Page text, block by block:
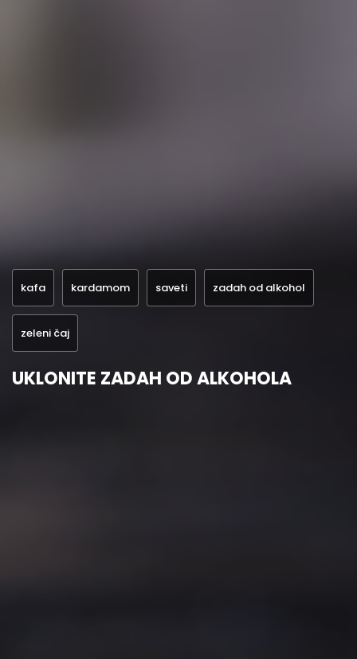
kafa kardamom saveti zadah od alkohol
zeleni čaj
UKLONITE ZADAH OD ALKOHOLA